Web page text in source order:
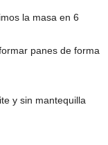
la masa en 6
panes de forma
y sin mantequilla